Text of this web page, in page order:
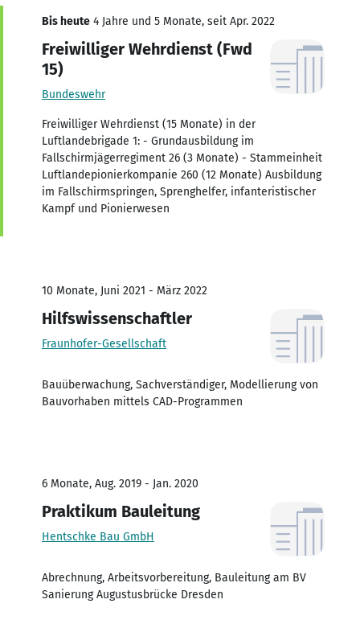
Bis heute 4 Jahre und 5 Monate, seit Apr. 2022
Freiwilliger Wehrdienst (Fwd
15)
Bundeswehr
Freiwilliger Wehrdienst (15 Monate) in der
Luftlandebrigade 1: - Grundausbildung im
Fallschirmjägerregiment 26 (3 Monate) - Stammeinheit
Luftlandepionierkompanie 260 (12 Monate) Ausbildung
im Fallschirmspringen, Sprenghelfer, infanteristischer
Kampf und Pionierwesen
10 Monate, Juni 2021 - März 2022
Hilfswissenschaftler
Fraunhofer-Gesellschaft
Bauüberwachung, Sachverständiger, Modellierung von
Bauvorhaben mittels CAD-Programmen
6 Monate, Aug. 2019 - Jan. 2020
Praktikum Bauleitung
Hentschke Bau GmbH
Abrechnung, Arbeitsvorbereitung, Bauleitung am BV
Sanierung Augustusbrücke Dresden